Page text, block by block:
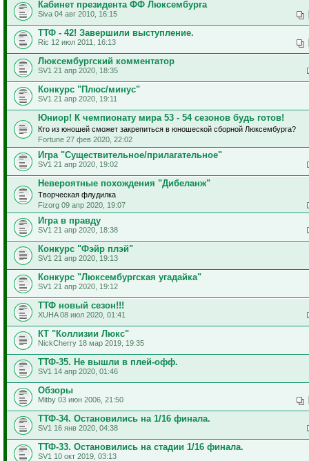
Кабинет президента ФФ Люксембурга
Siva 04 авг 2010, 16:15
ТТФ - 42! Завершили выступление.
Ric 12 июл 2011, 16:13
Люксембургский комментатор
SV1 21 апр 2020, 18:35
Конкурс "Плюс/минус"
SV1 21 апр 2020, 19:11
Юниор! К чемпионату мира 53 - 54 сезонов будь готов!
Кто из юношей сможет закрепиться в юношеской сборной Люксембурга?
Fortune 27 фев 2020, 22:02
Игра "Существительное/прилагательное"
SV1 21 апр 2020, 19:02
Невероятные похождения "Дибеланж"
Творческая флудилка
Fizorg 09 апр 2020, 19:07
Игра в правду
SV1 21 апр 2020, 18:38
Конкурс "Фэйр плэй"
SV1 21 апр 2020, 19:13
Конкурс "Люксембургская угадайка"
SV1 21 апр 2020, 19:12
ТТФ новый сезон!!!
XUHA 08 июл 2020, 01:41
КТ "Коллизии Люкс"
NickCherry 18 мар 2019, 19:35
ТТФ-35. Не вышли в плей-офф.
SV1 14 апр 2020, 01:46
Обзоры
Mitby 03 июн 2006, 21:50
ТТФ-34. Остановились на 1/16 финала.
SV1 16 янв 2020, 04:38
ТТФ-33. Остановились на стадии 1/16 финала.
SV1 10 окт 2019, 03:13